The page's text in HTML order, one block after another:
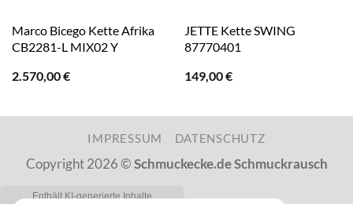
Marco Bicego Kette Afrika
CB2281-L MIX02 Y
2.570,00€
JETTE Kette SWING
87770401
149,00€
IMPRESSUM DATENSCHUTZ
Copyright 2026 ©Schmuckecke.de Schmuckrausch